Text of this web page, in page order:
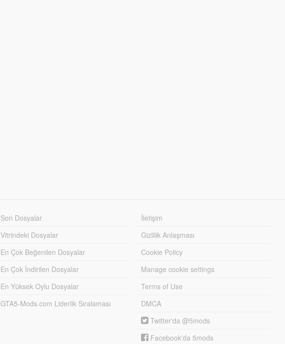
Son Dosyalar
Vitrindeki Dosyalar
En Çok Beğenilen Dosyalar
En Çok İndirilen Dosyalar
En Yüksek Oylu Dosyalar
GTA5-Mods.com Liderlik Sıralaması
İletişim
Gizlilik Anlaşması
Cookie Policy
Manage cookie settings
Terms of Use
DMCA
Twitter'da @5mods
Facebook'da 5mods